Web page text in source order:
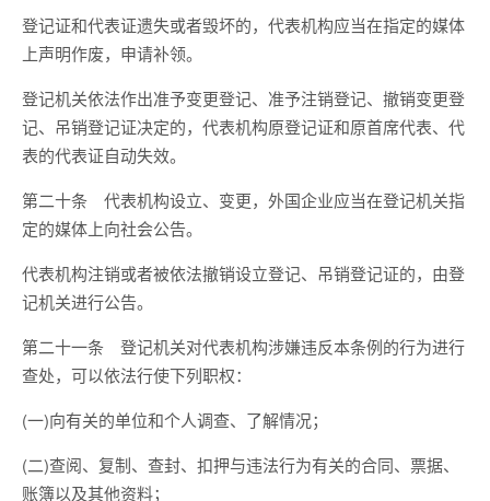
登记证和代表证遗失或者毁坏的，代表机构应当在指定的媒体
上声明作废，申请补领。
登记机关依法作出准予变更登记、准予注销登记、撤销变更登
记、吊销登记证决定的，代表机构原登记证和原首席代表、代
表的代表证自动失效。
第二十条 代表机构设立、变更，外国企业应当在登记机关指
定的媒体上向社会公告。
代表机构注销或者被依法撤销设立登记、吊销登记证的，由登
记机关进行公告。
第二十一条 登记机关对代表机构涉嫌违反本条例的行为进行
查处，可以依法行使下列职权：
(一)向有关的单位和个人调查、了解情况；
(二)查阅、复制、查封、扣押与违法行为有关的合同、票据、
账簿以及其他资料；